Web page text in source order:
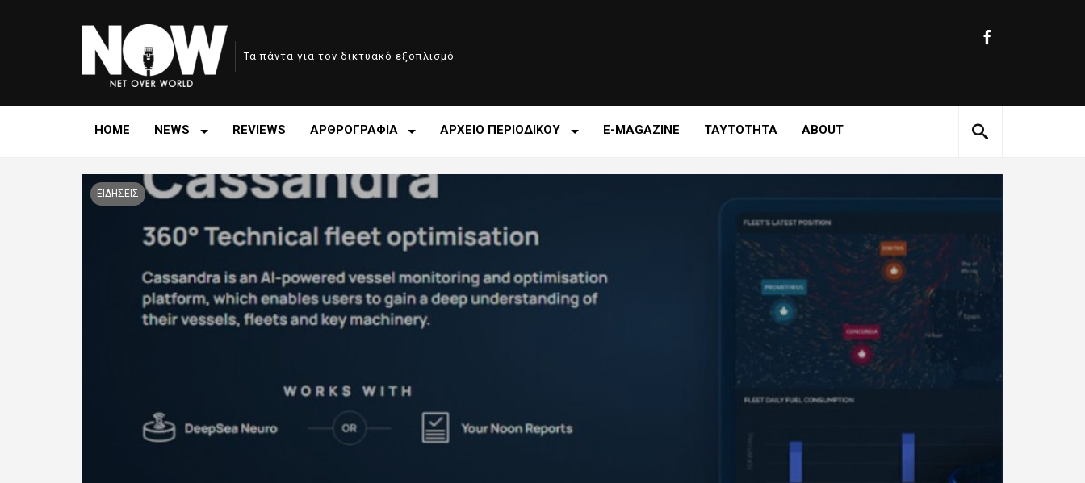
Τα πάντα για τον δικτυακό εξοπλισμό
HOME NEWS REVIEWS ΑΡΘΡΟΓΡΑΦΙΑ ΑΡΧΕΙΟ ΠΕΡΙΟΔΙΚΟΥ E-MAGAZINE ΤΑΥΤΟΤΗΤΑ ABOUT
ΕΙΔΗΣΕΙΣ